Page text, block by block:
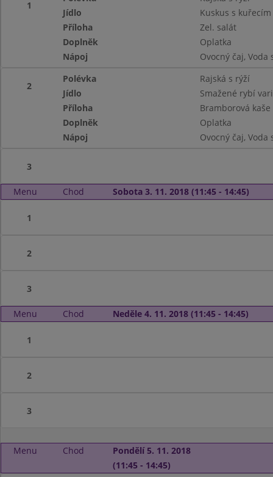
1
Jídlo
Kuskus s
Příloha
Zel. salát
Doplněk
Oplatka
Nápoj
Ovocný čaj, Voda
2
Polévka
Rajská s rýží
Jídlo
Smažené rybí
Příloha
Bramborová kaše
Doplněk
Oplatka
Nápoj
Ovocný čaj, Voda
3
Menu Chod Sobota 3. 11. 2018 (11:45 - 14:45)
1
2
3
Menu Chod Neděle 4. 11. 2018 (11:45 - 14:45)
1
2
3
Menu Chod
Pondělí 5. 11. 2018
(11:45 - 14:45)